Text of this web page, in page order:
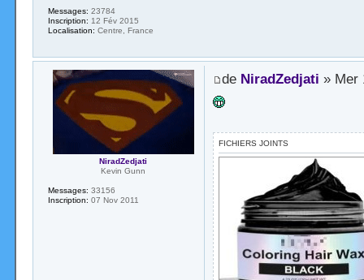
Messages: 23784
Inscription: 12 Fév 2015
Localisation: Centre, France
de NiradZedjati » Mer
FICHIERS JOINTS
NiradZedjati
Kevin Gunn
Messages: 33156
Inscription: 07 Nov 2011